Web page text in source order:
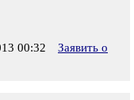
00:32
Заявить о